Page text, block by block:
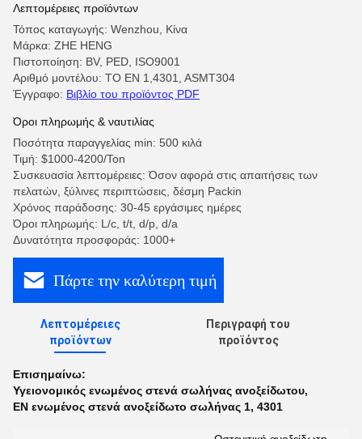
Λεπτομέρειες προϊόντων
Τόπος καταγωγής: Wenzhou, Κίνα
Μάρκα: ZHE HENG
Πιστοποίηση: BV, PED, ISO9001
Αριθμό μοντέλου: ΤΟ EN 1,4301, ASMT304
Έγγραφο: Βιβλίο του προϊόντος PDF
Όροι πληρωμής & ναυτιλίας
Ποσότητα παραγγελίας min: 500 κιλά
Τιμή: $1000-4200/Ton
Συσκευασία λεπτομέρειες: Όσον αφορά στις απαιτήσεις των
πελατών, ξύλινες περιπτώσεις, δέσμη Packin
Χρόνος παράδοσης: 30-45 εργάσιμες ημέρες
Όροι πληρωμής: L/c, t/t, d/p, d/a
Δυνατότητα προσφοράς: 1000+
Πάρτε την καλύτερη τιμή
Λεπτομέρειες
προϊόντων
Περιγραφή του
προϊόντος
Επισημαίνω:
Υγειονομικός ενωμένος στενά σωλήνας ανοξείδωτου,
EN ενωμένος στενά ανοξείδωτο σωλήνας 1, 4301